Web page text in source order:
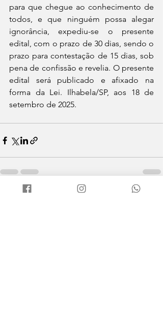
para que chegue ao conhecimento de
todos, e que ninguém possa alegar
ignorância, expediu-se o presente
edital, com o prazo de 30 dias, sendo o
prazo para contestação de 15 dias, sob
pena de confissão e revelia. O presente
edital será publicado e afixado na
forma da Lei. Ilhabela/SP, aos 18 de
setembro de 2025.